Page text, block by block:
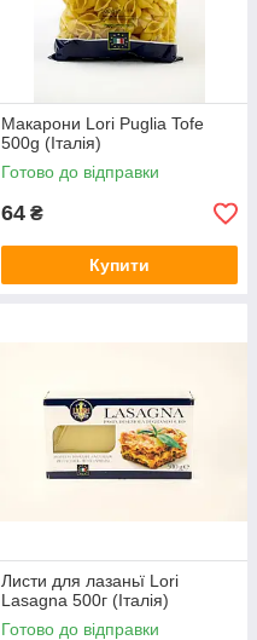
Макарони Lori Puglia Tofe
500g (Італія)
Готово до відправки
64 ₴
Купити
Листи для лазаньї Lori
Lasagna 500г (Італія)
Готово до відправки